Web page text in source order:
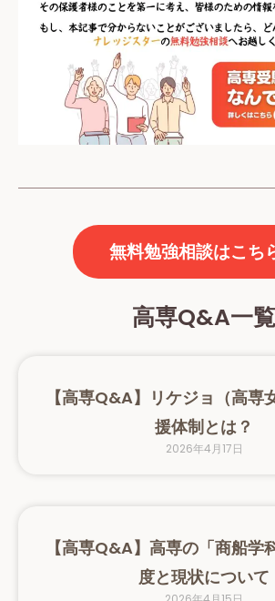
無料勉強相談はこち
高専Q&A一覧
【高専Q&A】リケジョ（高専
援体制とは？
2026年4月17日
【高専Q&A】高専の「商船学
度と現状について